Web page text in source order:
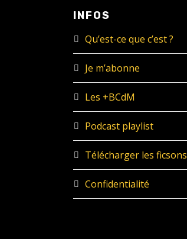
INFOS
Qu’est-ce que c’est ?
Je m’abonne
Les +BCdM
Podcast playlist
Télécharger les ficsons
Confidentialité